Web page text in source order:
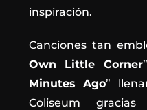
inspiración.
Canciones tan
Own Little Corner
Minutes
Ago”
Coliseum